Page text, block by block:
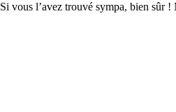
vous l’avez trouvé sympa, bien sûr !